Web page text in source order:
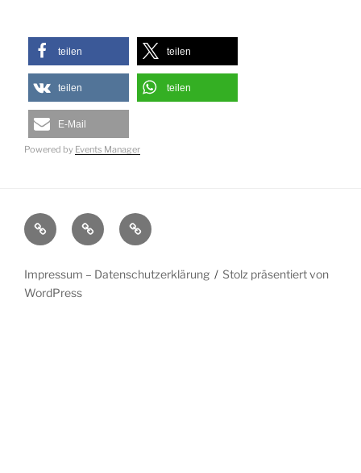
teilen teilen
teilen teilen
E-Mail
Powered by Events Manager
StartseiteImpressum
–
Veranstaltungen
Impressum – Datenschutzerklärung
Stolz präsentiert von
WordPress